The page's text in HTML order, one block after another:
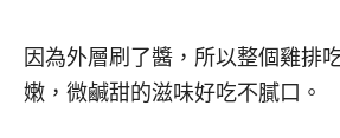
因為外層刷了醬，所以整個雞排
嫩，微鹹甜的滋味好吃不膩口。